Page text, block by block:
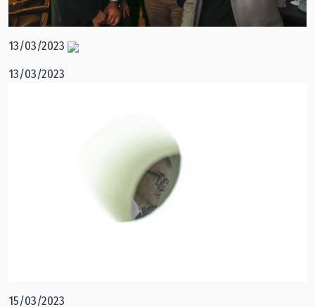
13/03/2023
13/03/2023
15/03/2023